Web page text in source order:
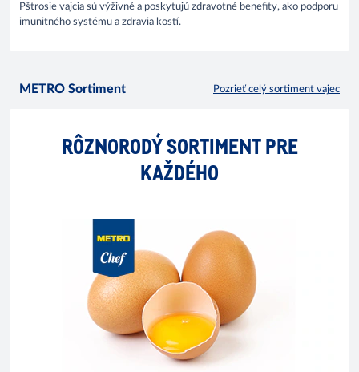
Pštrosie vajcia sú výživné a poskytujú zdravotné benefity, ako podporu
imunitného systému a zdravia kostí.
METRO Sortiment Pozrieť celý sortiment vajec
RÔZNORODÝ SORTIMENT PRE
KAŽDÉHO